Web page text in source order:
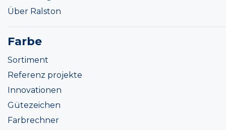
Über Ralston
Farbe
Sortiment
Referenz projekte
Innovationen
Gütezeichen
Farbrechner